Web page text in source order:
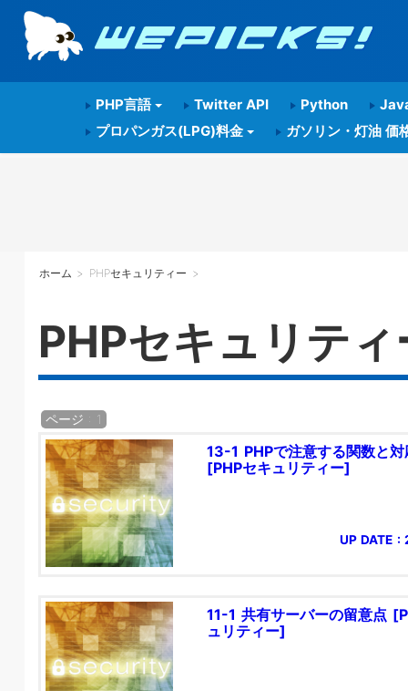
PHP言語 Twitter API Python
プロパンガス(LPG)料金
ガソリン・灯油 価
ホーム > PHPセキュリティー >
PHPセキュリティ
ページ : 1
13-1 PHPで注意する関数と対
[PHPセキュリティー]
UP DATE :
11-1 共有サーバーの留意点
ュリティー]